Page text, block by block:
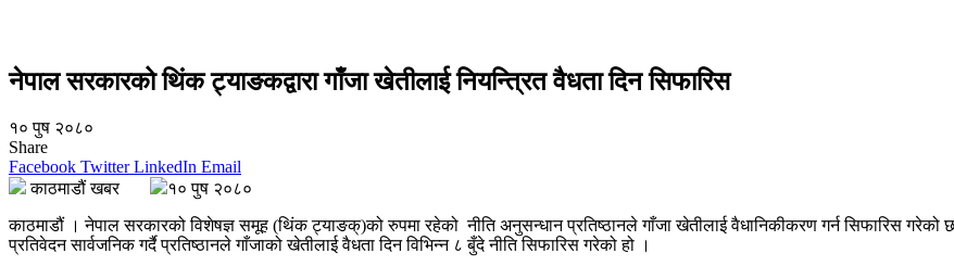
नेपाल सरकारको थिंक ट्याङकद्वारा गाँजा खेतीलाई नियन्त्रित वैधता दिन सिफारिस
१० पुष २०८०
Share
Facebook Twitter LinkedIn Email
काठमाडौं खबर
१० पुष २०८०
काठमाडौं । नेपाल सरकारको विशेषज्ञ समूह (थिंक ट्याङक्)को रुपमा रहेको नीति अनुसन्धान प्रतिष्ठानले गाँजा खेतीलाई वैधानिकीकरण गर्न सिफारिस गरेको
प्रतिवेदन सार्वजनिक गर्दै प्रतिष्ठानले गाँजाको खेतीलाई वैधता दिन विभिन्न ८ बुँदे नीति सिफारिस गरेको हो ।